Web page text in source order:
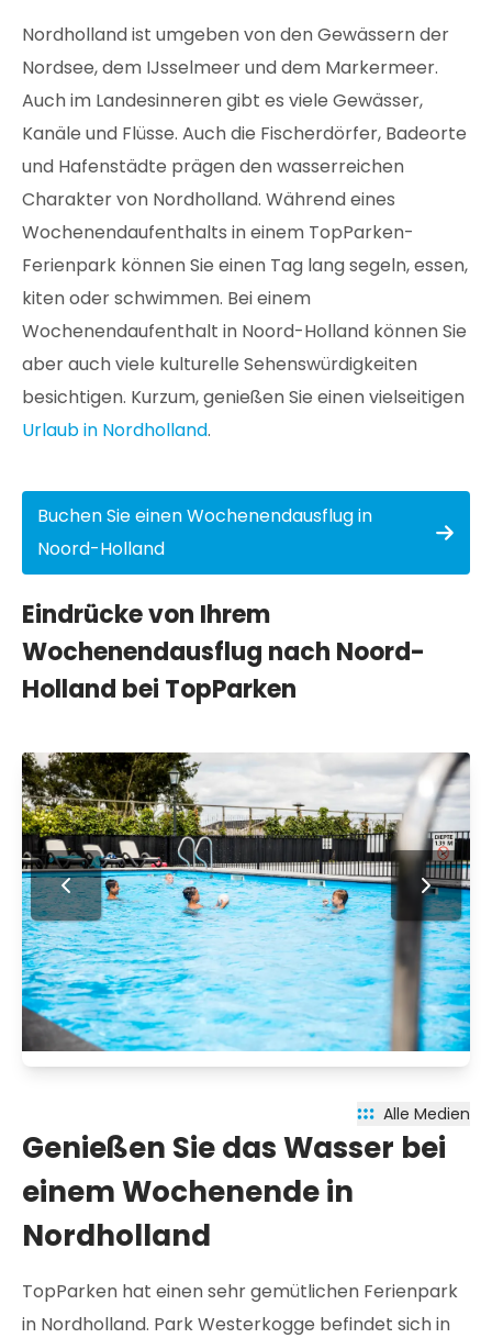
Nordholland ist umgeben von den Gewässern der
Nordsee, dem IJsselmeer und dem Markermeer.
Auch im Landesinneren gibt es viele Gewässer,
Kanäle und Flüsse. Auch die Fischerdörfer, Badeorte
und Hafenstädte prägen den wasserreichen
Charakter von Nordholland. Während eines
Wochenendaufenthalts in einem TopParken-
Ferienpark können Sie einen Tag lang segeln, essen,
kiten oder schwimmen. Bei einem
Wochenendaufenthalt in Noord-Holland können Sie
aber auch viele kulturelle Sehenswürdigkeiten
besichtigen. Kurzum, genießen Sie einen vielseitigen
Urlaub in Nordholland.
Buchen Sie einen Wochenendausflug in
Noord-Holland
Eindrücke von Ihrem
Wochenendausflug nach Noord-
Holland bei TopParken
Alle Medien
Genießen Sie das Wasser bei
einem Wochenende in
Nordholland
TopParken hat einen sehr gemütlichen Ferienpark
in Nordholland. Park Westerkogge befindet sich in